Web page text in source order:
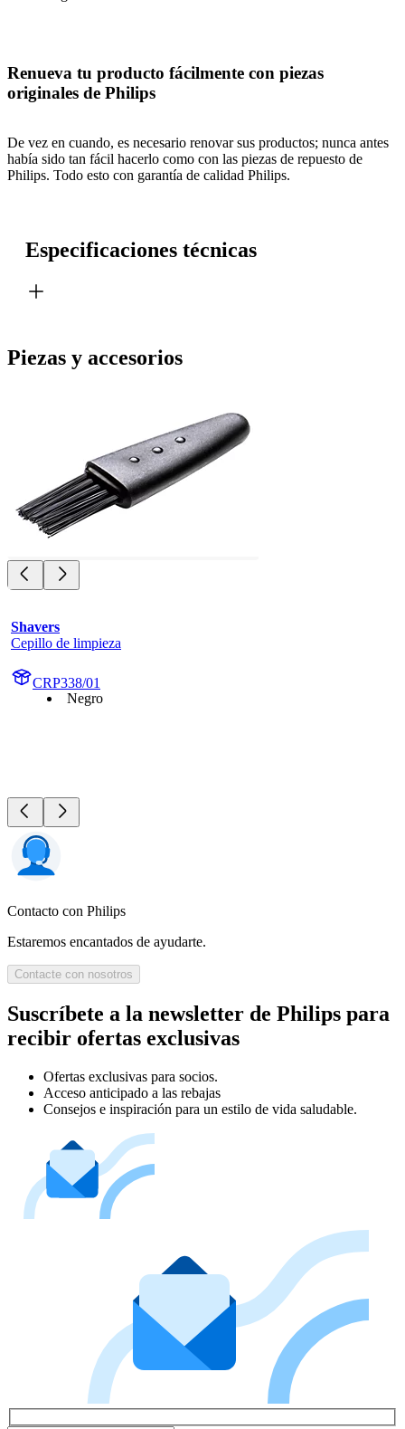
Renueva tu producto fácilmente con piezas
originales de Philips
De vez en cuando, es necesario renovar sus productos; nunca antes
había sido tan fácil hacerlo como con las piezas de repuesto de
Philips. Todo esto con garantía de calidad Philips.
Especificaciones técnicas
Piezas y accesorios
Shavers
Cepillo de limpieza
CRP338/01
Negro
Contacto con Philips
Estaremos encantados de ayudarte.
Contacte con nosotros
Suscríbete a la newsletter de Philips para
recibir ofertas exclusivas
Ofertas exclusivas para socios.
Acceso anticipado a las rebajas
Consejos e inspiración para un estilo de vida saludable.